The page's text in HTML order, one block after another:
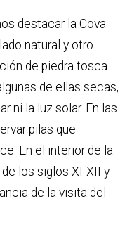
destacar la Cova
natural y otro
de piedra tosca.
de ellas secas,
ni la luz solar. En las
pilas que
En el interior de la
los siglos XI-XII y
de la visita del